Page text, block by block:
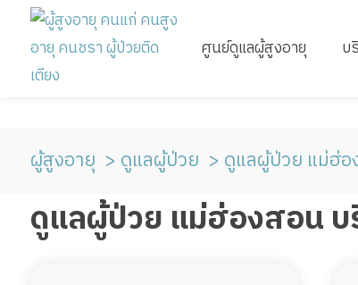
ศูนย์ดูแลผู้สูงอายุ บ
ผู้สูงอายุ ดูแลผู้ป่วย ดูแลผู้ป่วย แม่ฮ่
ดูแลผู้ป่วย แม่ฮ่องสอน